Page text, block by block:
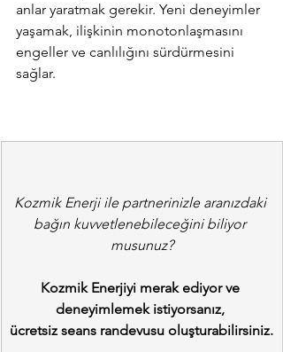
anlar yaratmak gerekir. Yeni deneyimler
yaşamak, ilişkinin monotonlaşmasını
engeller ve canlılığını sürdürmesini
sağlar.
Kozmik Enerji ile partnerinizle aranızdaki
bağın kuvvetlenebileceğini biliyor
musunuz?
Kozmik Enerjiyi merak ediyor ve
deneyimlemek istiyorsanız,
ücretsiz seans randevusu oluşturabilirsiniz.